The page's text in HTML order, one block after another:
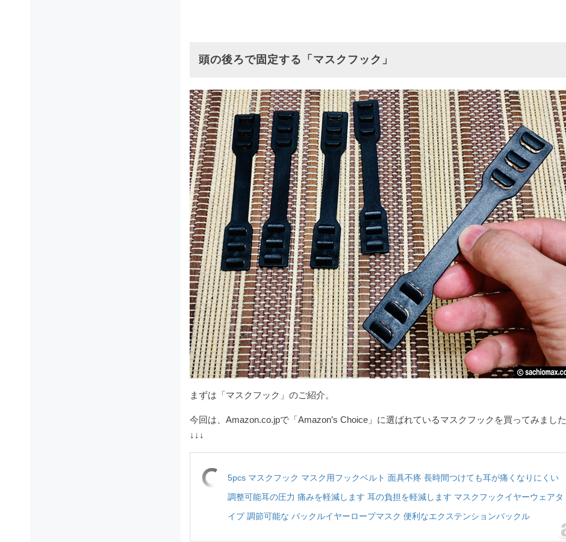
頭の後ろで固定する「マスクフック」
まずは「マスクフック」のご紹介。
今回は、Amazon.co.jpで「Amazon’s Choice」に選ばれているマスクフックを買ってみました
↓↓↓
5pcs マスクフック マスク用フックベルト 面具不疼 長時間つけても耳が痛くなりにくい
調整可能耳の圧力 痛みを軽減します 耳の負担を軽減します マスクフックイヤーウェアタ
イプ 調節可能な バックルイヤーロープマスク 便利なエクステンションバックル